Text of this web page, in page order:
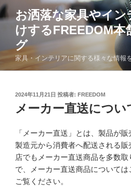
コ
ン
ツ
お洒落な家具やイ
けするFREEDOM本
グ
家具・インテリアに関する様々な情報
投
日:
2024年11月21日 投稿者: FREEDOM
メーカー直送につい
「メーカー直送」とは、製品が
製造元から消費者へ配送される販
店でもメーカー直送商品を多数
で、メーカー直送商品について
ご覧ください。